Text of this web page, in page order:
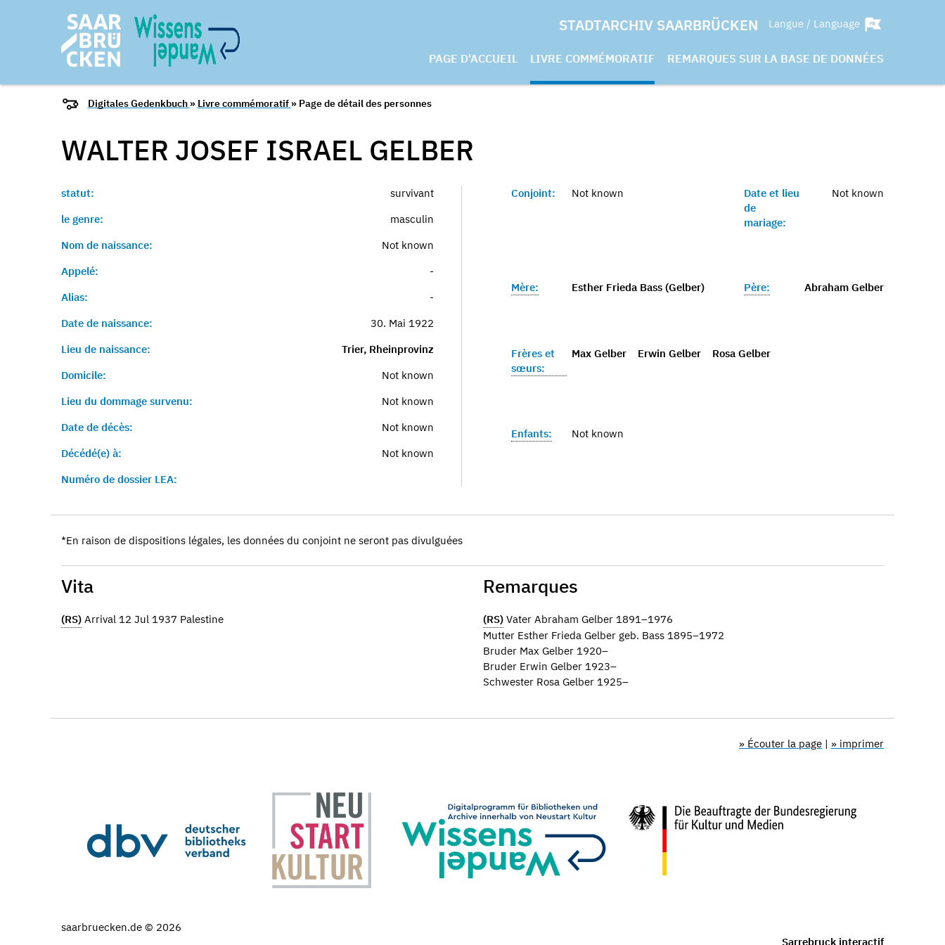
STADTARCHIV SAARBRÜCKEN Langue / Language
PAGE D'ACCUEIL LIVRE COMMÉMORATIF REMARQUES SUR LA BASE DE DONNÉES
Digitales Gedenkbuch » Livre commémoratif » Page de détail des personnes
WALTER JOSEF ISRAEL GELBER
statut:
survivant
le genre:
masculin
Nom de naissance:
Not known
Appelé:
-
Alias:
-
Date de naissance:
30. Mai 1922
Lieu de naissance:
Trier, Rheinprovinz
Domicile:
Not known
Lieu du dommage survenu:
Not known
Date de décès:
Not known
Décédé(e) à:
Not known
Numéro de dossier LEA:
Conjoint: Not known
Date et lieu
de
mariage:
Not known
Mère: Esther Frieda Bass (Gelber) Père: Abraham Gelber
Frères et
sœurs:
Max Gelber Erwin Gelber Rosa Gelber
Enfants: Not known
*En raison de dispositions légales, les données du conjoint ne seront pas divulguées
Vita
(RS) Arrival 12 Jul 1937 Palestine
Remarques
(RS) Vater Abraham Gelber 1891–1976
Mutter Esther Frieda Gelber geb. Bass 1895–1972
Bruder Max Gelber 1920–
Bruder Erwin Gelber 1923–
Schwester Rosa Gelber 1925–
» Écouter la page | » imprimer
saarbruecken.de © 2026
Sarrebruck interactif